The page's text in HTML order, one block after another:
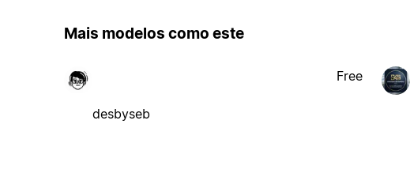
Mais modelos como este
desbyseb
Free